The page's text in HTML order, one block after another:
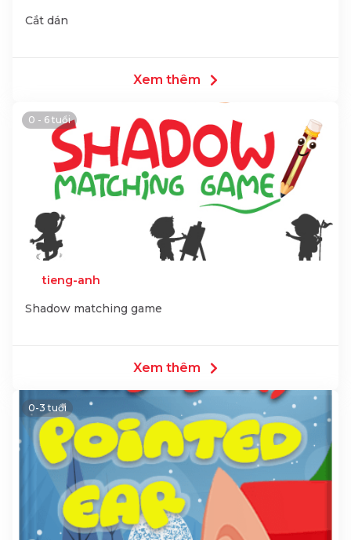
Cắt dán
Xem thêm
0 - 6 tuổi
tieng-anh
Shadow matching game
Xem thêm
0-3 tuổi